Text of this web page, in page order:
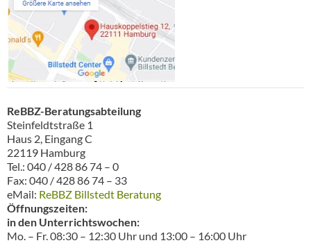
ReBBZ-Beratungsabteilung
Steinfeldtstraße 1
Haus 2, Eingang C
22119 Hamburg
Tel.: 040 / 428 86 74 – 0
Fax: 040 / 428 86 74 – 33
eMail: ReBBZ Billstedt Beratung
Öffnungszeiten:
in den Unterrichtswochen:
Mo. – Fr. 08:30 – 12:30 Uhr und 13:00 – 16:00 Uhr